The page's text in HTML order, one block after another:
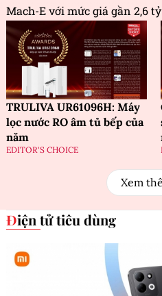
Mach-E với mức giá gần 2,6
TRULIVA UR61096H: Máy
lọc nước RO âm tủ bếp của
năm
EDITOR'S CHOICE
Xem
Điện tử tiêu dùng